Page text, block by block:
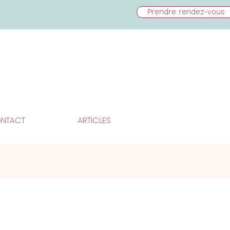
Prendre rendez-vous
ARTICLES